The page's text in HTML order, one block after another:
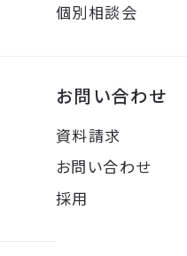
個別相談会
お問い合わせ
資料請求
お問い合わせ
採用